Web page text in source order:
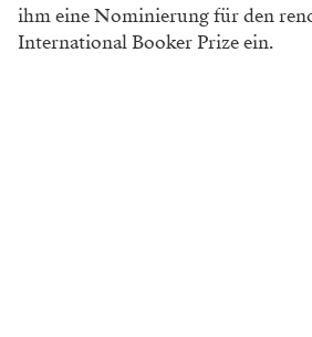
ihm eine Nominierung für den
International Booker Prize ein.